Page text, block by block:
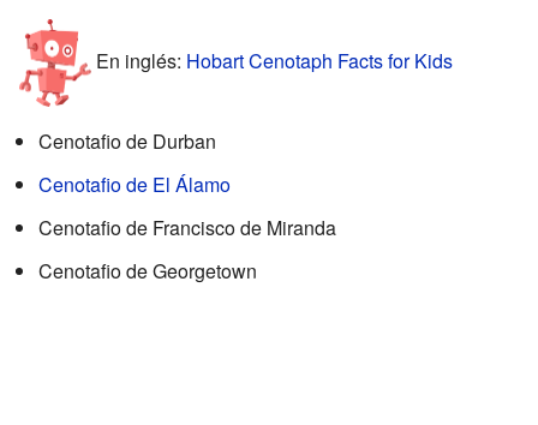
En inglés: Hobart Cenotaph Facts for Kids
Cenotafio de Durban
Cenotafio de El Álamo
Cenotafio de Francisco de Miranda
Cenotafio de Georgetown